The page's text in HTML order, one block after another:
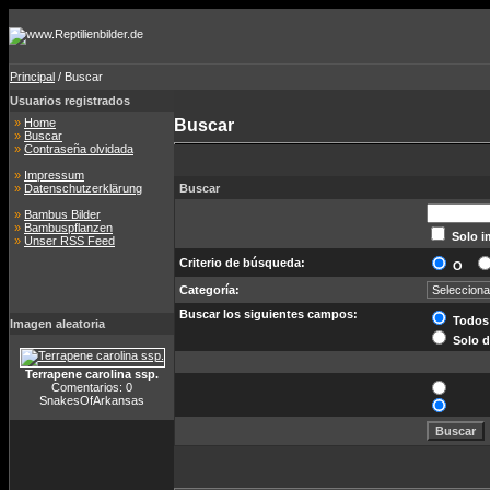
Principal / Buscar
Usuarios registrados
» Home
» Buscar
» Contraseña olvidada
» Impressum
» Datenschutzerklärung
» Bambus Bilder
» Bambuspflanzen
» Unser RSS Feed
Imagen aleatoria
Terrapene carolina ssp.
Comentarios: 0
SnakesOfArkansas
Buscar
Buscar
Solo
Criterio de búsqueda:
O
Categoría:
Buscar los siguientes campos:
Solo